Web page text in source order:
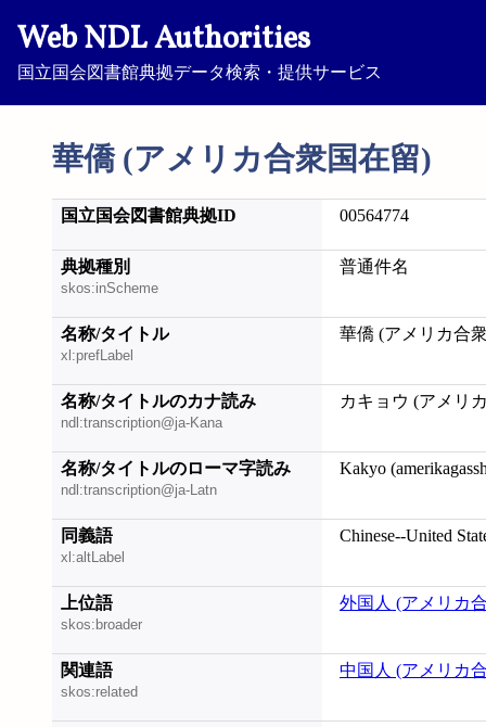
Web NDL Authorities
国立国会図書館典拠データ検索・提供サービス
華僑 (アメリカ合衆国在留)
国立国会図書館典拠ID 00564774
典拠種別
skos:inScheme
普通件名
名称/タイトル
xl:prefLabel
華僑 (アメリカ合
名称/タイトルのカナ読み
ndl:transcription@ja-Kana
カキョウ (アメリ
名称/タイトルのローマ字読み
ndl:transcription@ja-Latn
Kakyo
同義語
xl:altLabel
Chinese--United
上位語
skos:broader
外国人 (アメリカ
関連語
skos:related
中国人 (アメリカ